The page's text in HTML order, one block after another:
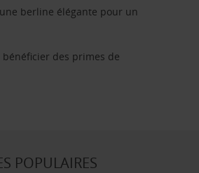
berline élégante pour un
bénéficier des primes de
POPULAIRES